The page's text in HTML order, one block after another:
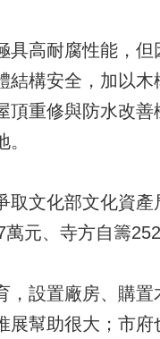
具高耐腐性能，
構安全，加以
重修與防水改
取文化部文化資
元、寺方自籌
設置廠房、購
幫助很大；市